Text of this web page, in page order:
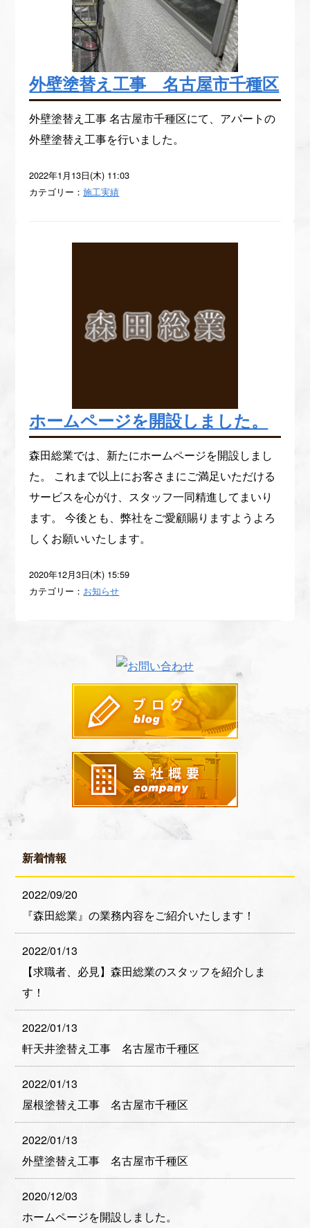
外壁塗替え工事 名古屋市千種区
外壁塗替え工事 名古屋市千種区にて、アパートの
外壁塗替え工事を行いました。
2022年1月13日(木) 11:03
カテゴリー：施工実績
ホームページを開設しました。
森田総業では、新たにホームページを開設しまし
た。 これまで以上にお客さまにご満足いただける
サービスを心がけ、スタッフ一同精進してまいり
ます。 今後とも、弊社をご愛顧賜りますようよろ
しくお願いいたします。
2020年12月3日(木) 15:59
カテゴリー： お知らせ
新着情報
2022/09/20
『森田総業』の業務内容をご紹介いたします！
2022/01/13
【求職者、必見】森田総業のスタッフを紹介しま
す！
2022/01/13
軒天井塗替え工事 名古屋市千種区
2022/01/13
屋根塗替え工事 名古屋市千種区
2022/01/13
外壁塗替え工事 名古屋市千種区
2020/12/03
ホームページを開設しました。